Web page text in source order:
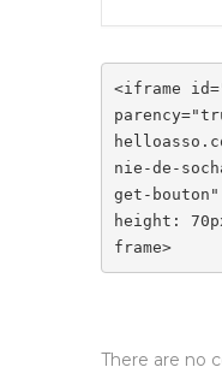
<iframe
nie-de-
get-
height:
frame>
There are no